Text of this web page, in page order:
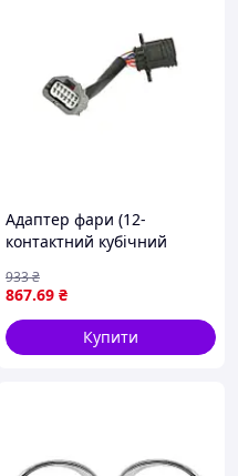
Адаптер фари (12-
контактний кубічний
FH16 09.05- GIANT M31-
VT12313-E101
867.69 ₴
933₴
Купити